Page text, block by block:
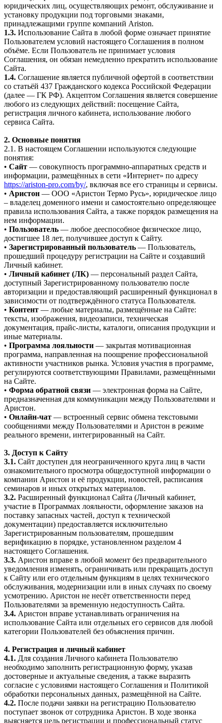
юридических лиц, осуществляющих ремонт, обслуживание и
установку продукции под торговыми знаками,
принадлежащими группе компаний Ariston.
1.3. Использование Сайта в любой форме означает принятие
Пользователем условий настоящего Соглашения в полном
объёме. Если Пользователь не принимает условия
Соглашения, он обязан немедленно прекратить использование
Сайта.
1.4. Соглашение является публичной офертой в соответствии
со статьёй 437 Гражданского кодекса Российской Федерации
(далее — ГК РФ). Акцептом Соглашения является совершение
любого из следующих действий: посещение Сайта,
регистрация личного кабинета, использование любого
сервиса Сайта.
2. Основные понятия
2.1. В настоящем Соглашении используются следующие
понятия:
• Сайт — совокупность программно-аппаратных средств и
информации, размещённых в сети «Интернет» по адресу
https://ariston-pro.com/by/, включая все его страницы и сервисы.
• Аристон — ООО «Аристон Термо Русь», юридическое лицо
– владелец доменного имени и самостоятельно определяющее
правила использования Сайта, а также порядок размещения на
нем информации.
• Пользователь — любое дееспособное физическое лицо,
достигшее 18 лет, получившее доступ к Сайту.
• Зарегистрированный пользователь — Пользователь,
прошедший процедуру регистрации на Сайте и создавший
Личный кабинет.
• Личный кабинет (ЛК) — персональный раздел Сайта,
доступный Зарегистрированному пользователю после
авторизации и предоставляющий расширенный функционал в
зависимости от подтверждённого статуса Пользователя.
• Контент — любые материалы, размещённые на Сайте:
тексты, изображения, видеозаписи, техническая
документация, прайс-листы, каталоги, описания продукции и
иные материалы.
• Программа лояльности — закрытая мотивационная
программа, направленная на поощрение профессиональной
активности участников рынка. Условия участия в программе,
регулируются соответствующими Правилами, размещёнными
на Сайте.
• Форма обратной связи — электронная форма на Сайте,
предназначенная для коммуникации между Пользователями и
Аристон.
• Онлайн-чат — встроенный сервис обмена текстовыми
сообщениями между Пользователями и Аристон в режиме
реального времени, интегрированный на Сайт.
3. Доступ к Сайту
3.1. Сайт доступен для неограниченного круга лиц в части
ознакомительного просмотра общедоступной информации о
компании Аристон и её продукции, новостей, расписания
семинаров и иных открытых материалов.
3.2. Расширенный функционал Сайта (Личный кабинет,
участие в Программах лояльности, оформление заказов на
поставку запасных частей, доступ к технической
документации) предоставляется исключительно
Зарегистрированным пользователям, прошедшим
верификацию в порядке, установленном разделом 4
настоящего Соглашения.
3.3. Аристон вправе в любой момент без предварительного
уведомления изменять, ограничивать или прекращать доступ
к Сайту или его отдельным функциям в целях технического
обслуживания, модернизации или в иных случаях по своему
усмотрению. Аристон не несёт ответственности перед
Пользователями за временную недоступность Сайта.
3.4. Аристон вправе устанавливать ограничения на
использование Сайта или отдельных его сервисов для любой
категории Пользователей без объяснения причин.
4. Регистрация и личный кабинет
4.1. Для создания Личного кабинета Пользователю
необходимо заполнить регистрационную форму, указав
достоверные и актуальные сведения, а также выразить
согласие с условиями настоящего Соглашения и Политикой
обработки персональных данных, размещённой на Сайте.
4.2. После подачи заявки на регистрацию Пользователю
поступает звонок от сотрудника Аристон. В ходе звонка
выясняется цель регистрации и профессиональный статус